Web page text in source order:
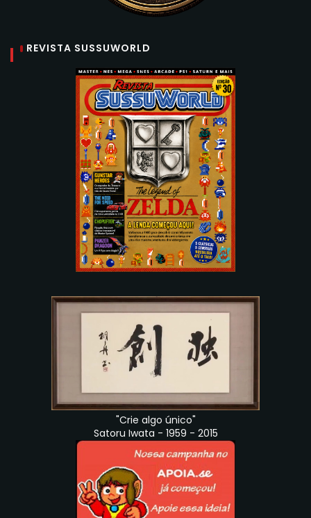
REVISTA SUSSUWORLD
"Crie algo único"
Satoru Iwata - 1959 - 2015